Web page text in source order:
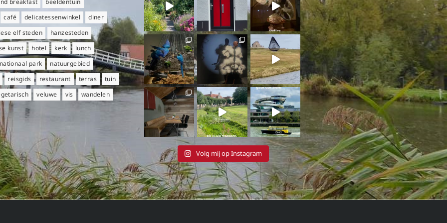
breakfast
beeldentuin
café delicatessenwinkel
diner
elf steden
hanzesteden
kunst
hotel kerk
lunch
nationaal park
natuurgebied
reisgids restaurant terras
tuin
veluwe vis wandelen
Volg mij op Instagram